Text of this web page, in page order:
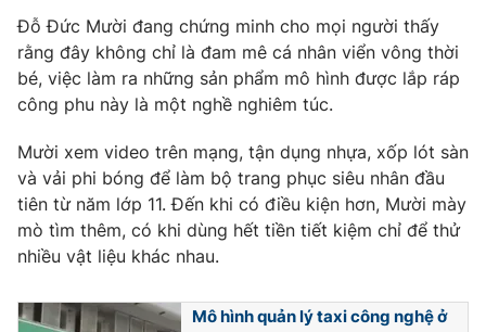
Giải sao mai
Chất lượng cuộc sống
Tuyển sinh
Học trực tuyến
Công nghệ
Hitech Công nghệ tương lai
Thị trường
Tư vấn
Giao lưu trực tuyến
Lịch phát sóng
Chuyên mục khác
Đỗ Đức Mười đang chứng minh cho mọi người thấy
rằng đây không chỉ là đam mê cá nhân viển vông thời
bé, việc làm ra những sản phẩm mô hình được lắp ráp
công phu này là một nghề nghiêm túc.
Mười xem video trên mạng, tận dụng nhựa, xốp lót sàn
và vải phi bóng để làm bộ trang phục siêu nhân đầu
tiên từ năm lớp 11. Đến khi có điều kiện hơn, Mười mày
mò tìm thêm, có khi dùng hết tiền tiết kiệm chỉ để thử
nhiều vật liệu khác nhau.
Mô hình quản lý taxi công nghệ ở